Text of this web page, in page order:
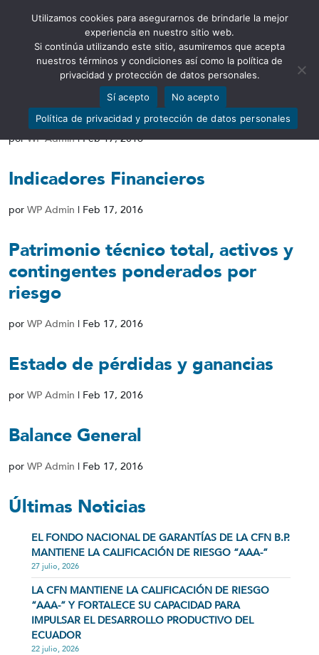
Abrir barra de herramientas
Calificación de activos de riesgo
porWP Admin|Feb 17, 2016
Indicadores Financieros
por WP Admin | Feb 17, 2016
Patrimonio técnico total, activos y
contingentes ponderados por
riesgo
por WP Admin | Feb 17, 2016
Estado de pérdidas y ganancias
por WP Admin | Feb 17, 2016
Balance General
por WP Admin | Feb 17, 2016
Últimas Noticias
EL FONDO NACIONAL DE GARANTÍAS DE LA CFN B.P.
MANTIENE LA CALIFICACIÓN DE RIESGO “AAA-”
27 julio, 2026
LA CFN MANTIENE LA CALIFICACIÓN DE RIESGO
“AAA-” Y FORTALECE SU CAPACIDAD PARA
IMPULSAR EL DESARROLLO PRODUCTIVO DEL
ECUADOR
22 julio, 2026
Utilizamos cookies para asegurarnos de brindarle la mejor
experiencia en nuestro sitio web.
Si continúa utilizando este sitio, asumiremos que acepta
nuestros términos y condiciones así como la política de
privacidad y protección de datos personales.
Sí acepto
No acepto
Política de privacidad y protección de datos personales